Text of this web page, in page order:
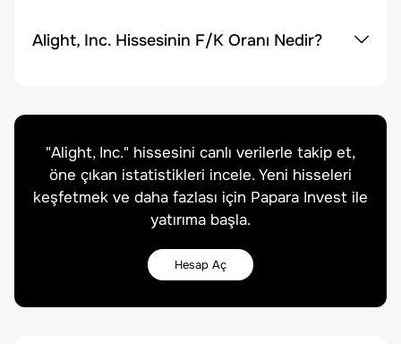
Alight, Inc. Hissesinin F/K Oranı Nedir?
"Alight, Inc." hissesini canlı verilerle takip et,
öne çıkan istatistikleri incele. Yeni hisseleri
keşfetmek ve daha fazlası için Papara Invest ile
yatırıma başla.
Hesap Aç